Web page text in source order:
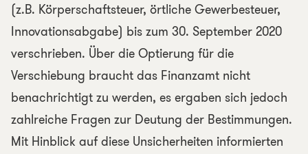
(z.B. Körperschaftsteuer, örtliche Gewerbesteuer,
Innovationsabgabe) bis zum 30. September 2020
verschrieben. Über die Optierung für die
Verschiebung braucht das Finanzamt nicht
benachrichtigt zu werden, es ergaben sich jedoch
zahlreiche Fragen zur Deutung der Bestimmungen.
Mit Hinblick auf diese Unsicherheiten informierten